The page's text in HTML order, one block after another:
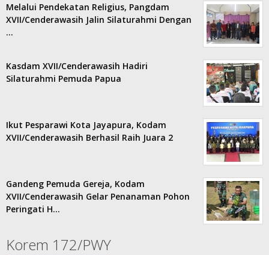
Melalui Pendekatan Religius, Pangdam
XVII/Cenderawasih Jalin Silaturahmi Dengan
…
Kasdam XVII/Cenderawasih Hadiri
Silaturahmi Pemuda Papua
Ikut Pesparawi Kota Jayapura, Kodam
XVII/Cenderawasih Berhasil Raih Juara 2
Gandeng Pemuda Gereja, Kodam
XVII/Cenderawasih Gelar Penanaman Pohon
Peringati H…
Korem 172/PWY